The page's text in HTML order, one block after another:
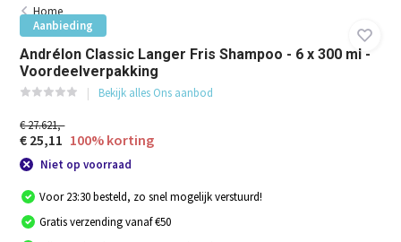
Home
Aanbieding
Andrélon Classic Langer Fris Shampoo - 6 x 300 ml -
Voordeelverpakking
Bekijk alles Ons aanbod
€ 27.621,-
€ 25,11 100% korting
Niet op voorraad
Voor 23:30 besteld, zo snel mogelijk verstuurd!
Gratis verzending vanaf €50